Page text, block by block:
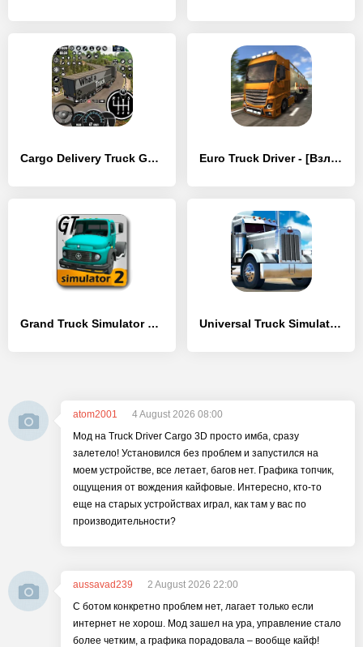
Cargo Delivery Truck Games 3D - [Взлом/МОД Все открыто] Euro Truck Driver - [Взлом/МОД Unlocked]
Grand Truck Simulator 2 - [Взлом/МОД Все открыто] Universal Truck Simulator - [Взлом/МОД Unlocked]
atom2001
4 August 2026 08:00
Мод на Truck Driver Cargo 3D просто имба, сразу
залетело! Установился без проблем и запустился на
моем устройстве, все летает, багов нет. Графика топчик,
ощущения от вождения кайфовые. Интересно, кто-то
еще на старых устройствах играл, как там у вас по
производительности?
aussavad239
2 August 2026 22:00
С ботом конкретно проблем нет, лагает только если
интернет не хорош. Мод зашел на ура, управление стало
более четким, а графика порадовала – вообще кайф!